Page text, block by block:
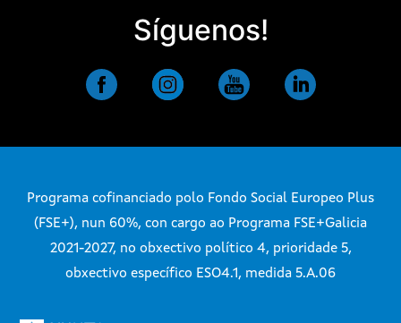
Síguenos!
Programa cofinanciado polo Fondo Social Europeo Plus
(FSE+), nun 60%, con cargo ao Programa FSE+Galicia
2021-2027, no obxectivo político 4, prioridade 5,
obxectivo específico ESO4.1, medida 5.A.06